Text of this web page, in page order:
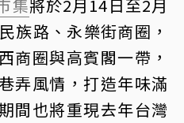
集將於2月14日至2月
族路、永樂街商圈，
商圈與高賓閣一帶，
弄風情，打造年味滿
間也將重現去年台灣